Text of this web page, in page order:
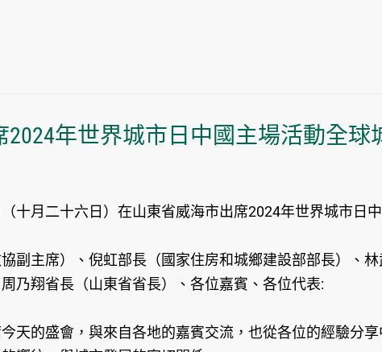
年世界城市日中國主場活動全球
月二十六日）在山東省威海市出席2024年世界城市日
主席）、倪虹部長（國家住房和城鄉建設部部長）、
乃翔省長（山東省省長）、各位嘉賓、各位代表:
的盛會，與來自各地的嘉賓交流，也從各位的經驗分